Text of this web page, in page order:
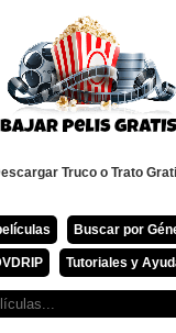
Truco o Trato
Buscar por
Tutoriales y